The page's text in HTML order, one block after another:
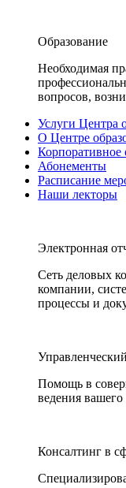
Образование
Необходимая
вопросов,
Услуги Центра
О Центре
Корпоративное
Абонементы
Расписание
Наши лекторы
Электронная
Сеть деловых
компании,
процессы и
Помощь в
ведения вашего
Консалтинг в